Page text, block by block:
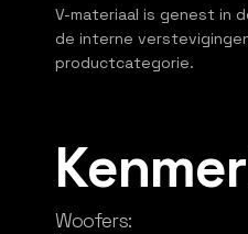
V-materiaal is genest in
de interne
productcategorie.
Woofers: